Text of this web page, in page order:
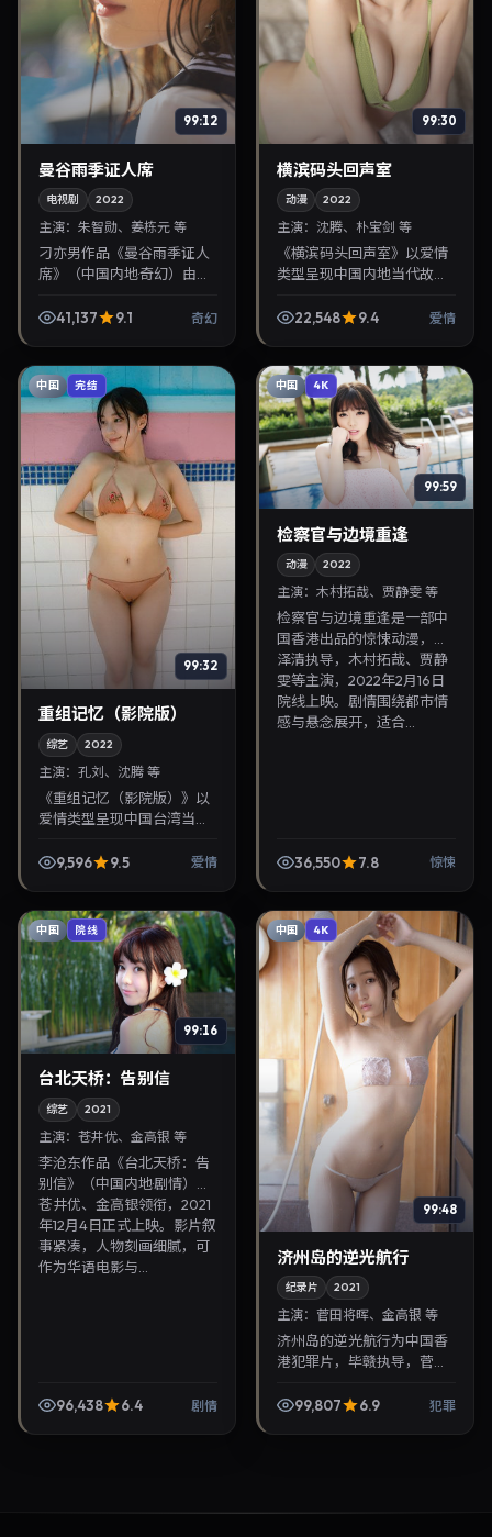
99:12
曼谷雨季证人席
电视剧 2022
主演： 朱智勋、姜栋元 等
刁亦男作品《曼谷雨季证人
席》（中国内地·奇幻）由朱
10月1日正式上映。影片叙事
41,137 9.1 奇幻
99:30
横滨码头回声室
动漫 2022
主演：沈腾、朴宝剑 等
《横滨码头回声室》以爱情
类型呈现中国内地当代故
腾、朴宝剑。2022年6月21
22,548 9.4 爱情
中国 完结
99:32
重组记忆（影院版）
综艺 2022
主演： 孔刘、沈腾 等
《重组记忆（影院版）》以
爱情类型呈现中国台湾当代
刘、沈腾。2022年8月7日登
9,596 9.5 爱情
中国 4K
99:59
检察官与边境重逢
动漫 2022
主演：木村拓哉、贾静雯 等
检察官与边境重逢是一部中
国香港出品的惊悚动漫，黑
泽清执导，木村拓哉、贾静
雯等主演，2022年2月16日
院线上映。剧情围绕都市情
感与悬念展开，适合...
36,550 7.8 惊悚
中国 院线
99:16
台北天桥：告别信
综艺 2021
主演： 苍井优、金高银 等
李沧东作品《台北天桥：告
别信》（中国内地·剧情）由
苍井优、金高银领衔，2021
年12月4日正式上映。影片叙
事紧凑，人物刻画细腻，可
作为华语电影与...
96,438 6.4 剧情
中国 4K
99:48
济州岛的逆光航行
纪录片 2021
主演：菅田将晖、金高银 等
济州岛的逆光航行为中国香
港犯罪片，毕赣执导，菅田
2021年9月16日首映，讲述
99,807 6.9 犯罪